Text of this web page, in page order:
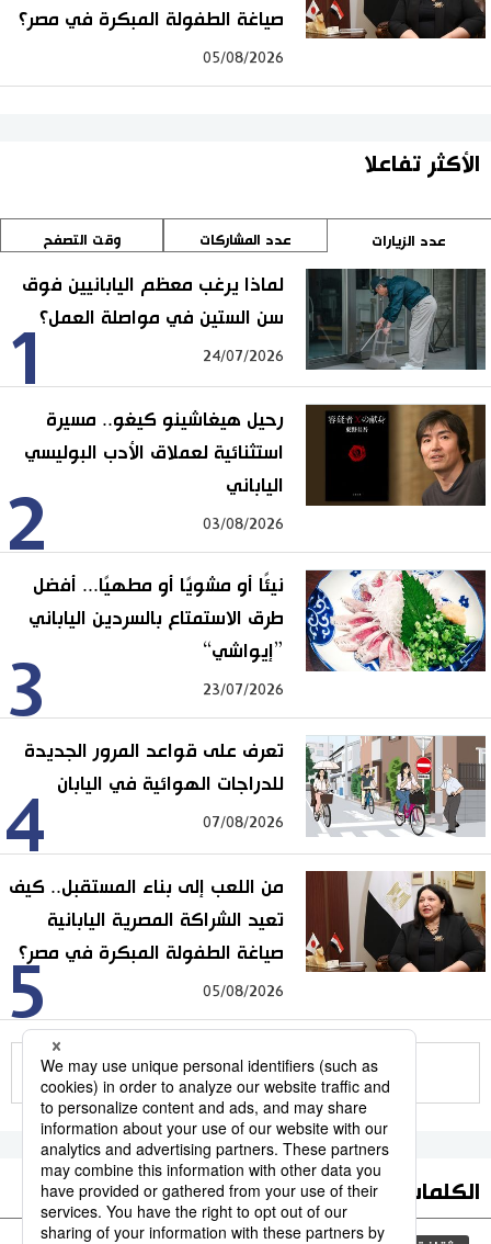
صياغة الطفولة المبكرة في مصر؟
05/08/2026
الأكثر تفاعلا
عدد الزيارات عدد المشاركات وقت التصفح
1
لماذا يرغب معظم اليابانيين فوق
سن الستين في مواصلة العمل؟
24/07/2026
2
رحيل هيغاشينو كيغو.. مسيرة
استثنائية لعملاق الأدب البوليسي
الياباني
03/08/2026
3
نيئًا أو مشويًا أو مطهيًا... أفضل
طرق الاستمتاع بالسردين الياباني
”إيواشي“
23/07/2026
4
تعرف على قواعد المرور الجديدة
للدراجات الهوائية في اليابان
07/08/2026
5
من اللعب إلى بناء المستقبل.. كيف
تعيد الشراكة المصرية اليابانية
صياغة الطفولة المبكرة في مصر؟
05/08/2026
للمزيد
الكلمات الأكثر بحثا